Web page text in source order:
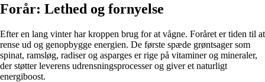
Forår: Lethed og fornyelse
Efter en lang vinter har kroppen brug for at vågne. Foråret er tiden til at
rense ud og genopbygge energien. De første spæde grøntsager som
spinat, ramsløg, radiser og asparges er rige på vitaminer og mineraler,
der støtter leverens udrensningsprocesser og giver et naturligt
energiboost.